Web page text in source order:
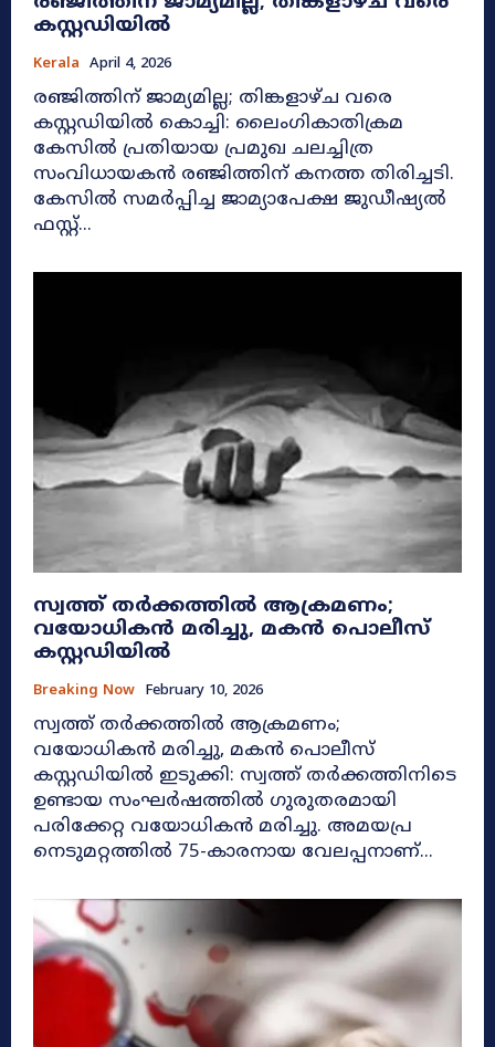
കസ്റ്റഡിയിൽ
Kerala April 4, 2026
രഞ്ജിത്തിന് ജാമ്യമില്ല; തിങ്കളാഴ്ച വരെ
കസ്റ്റഡിയിൽ കൊച്ചി: ലൈംഗികാതിക്രമ
കേസിൽ പ്രതിയായ പ്രമുഖ ചലച്ചിത്ര
സംവിധായകൻ രഞ്ജിത്തിന് കനത്ത തിരിച്ചടി.
കേസിൽ സമർപ്പിച്ച ജാമ്യാപേക്ഷ ജുഡീഷ്യൽ
ഫസ്റ്റ്...
സ്വത്ത് തർക്കത്തിൽ ആക്രമണം;
വയോധികൻ മരിച്ചു, മകൻ പൊലീസ്
കസ്റ്റഡിയിൽ
Breaking Now February 10, 2026
സ്വത്ത് തർക്കത്തിൽ ആക്രമണം;
വയോധികൻ മരിച്ചു, മകൻ പൊലീസ്
കസ്റ്റഡിയിൽ ഇടുക്കി: സ്വത്ത് തർക്കത്തിനിടെ
ഉണ്ടായ സംഘർഷത്തിൽ ഗുരുതരമായി
പരിക്കേറ്റ വയോധികൻ മരിച്ചു. അമയപ്ര
നെടുമറ്റത്തിൽ 75-കാരനായ വേലപ്പനാണ്...